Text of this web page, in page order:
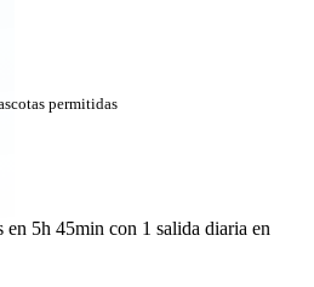
permitidas
en 5h 45min con 1 salida diaria en